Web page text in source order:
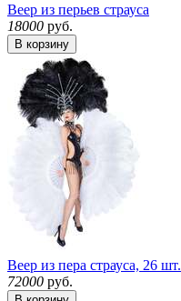
Веер из перьев страуса
18000 руб.
В корзину
Веер из пера страуса, 26 шт.
72000 руб.